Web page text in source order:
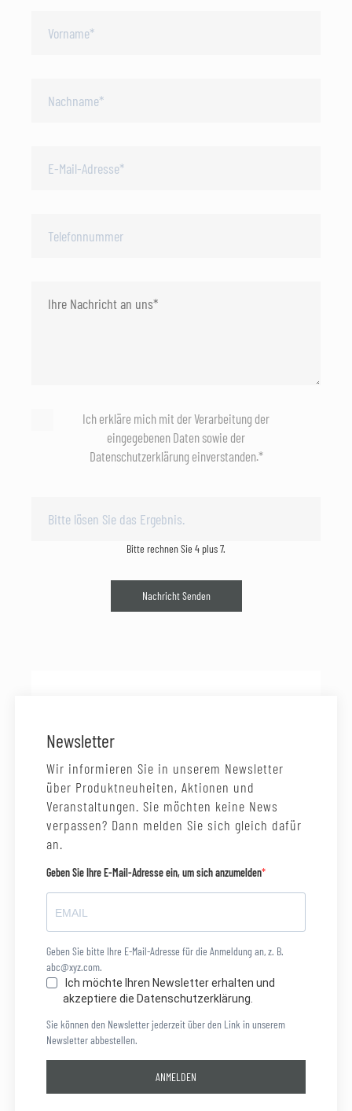
Ich erkläre mich mit der Verarbeitung der
eingegebenen Daten sowie der
Datenschutzerklärung einverstanden.*
Bitte rechnen Sie 4 plus 7.
Nachricht Senden
Newsletter
Wir informieren Sie in unserem Newsletter
über Produktneuheiten, Aktionen und
Veranstaltungen. Sie möchten keine News
verpassen? Dann melden Sie sich gleich dafür
an.
Geben Sie Ihre E-Mail-Adresse ein, um sich anzumelden
Geben Sie bitte Ihre E-Mail-Adresse für die Anmeldung an, z. B.
abc@xyz.com.
Ich möchte Ihren Newsletter erhalten und
akzeptiere die Datenschutzerklärung.
Sie können den Newsletter jederzeit über den Link in unserem
Newsletter abbestellen.
ANMELDEN